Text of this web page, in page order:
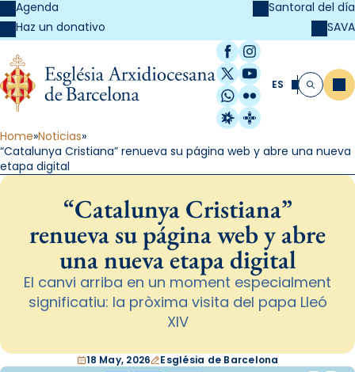
Agenda
Haz un donativo
Santoral del día
SAVA
Facebook
Instagram
X / Twitter
YouTube
WhatsApp
Flickr
Radio Estel
Catalunya
ES Buscar
Home Noticias
“Catalunya Cristiana” renueva su página web y abre una nueva
etapa digital
“Catalunya Cristiana”
renueva su página web y abre
una nueva etapa digital
El canvi arriba en un moment especialment
significatiu: la pròxima visita del papa Lleó
XIV
18 May, 2026 Església de Barcelona